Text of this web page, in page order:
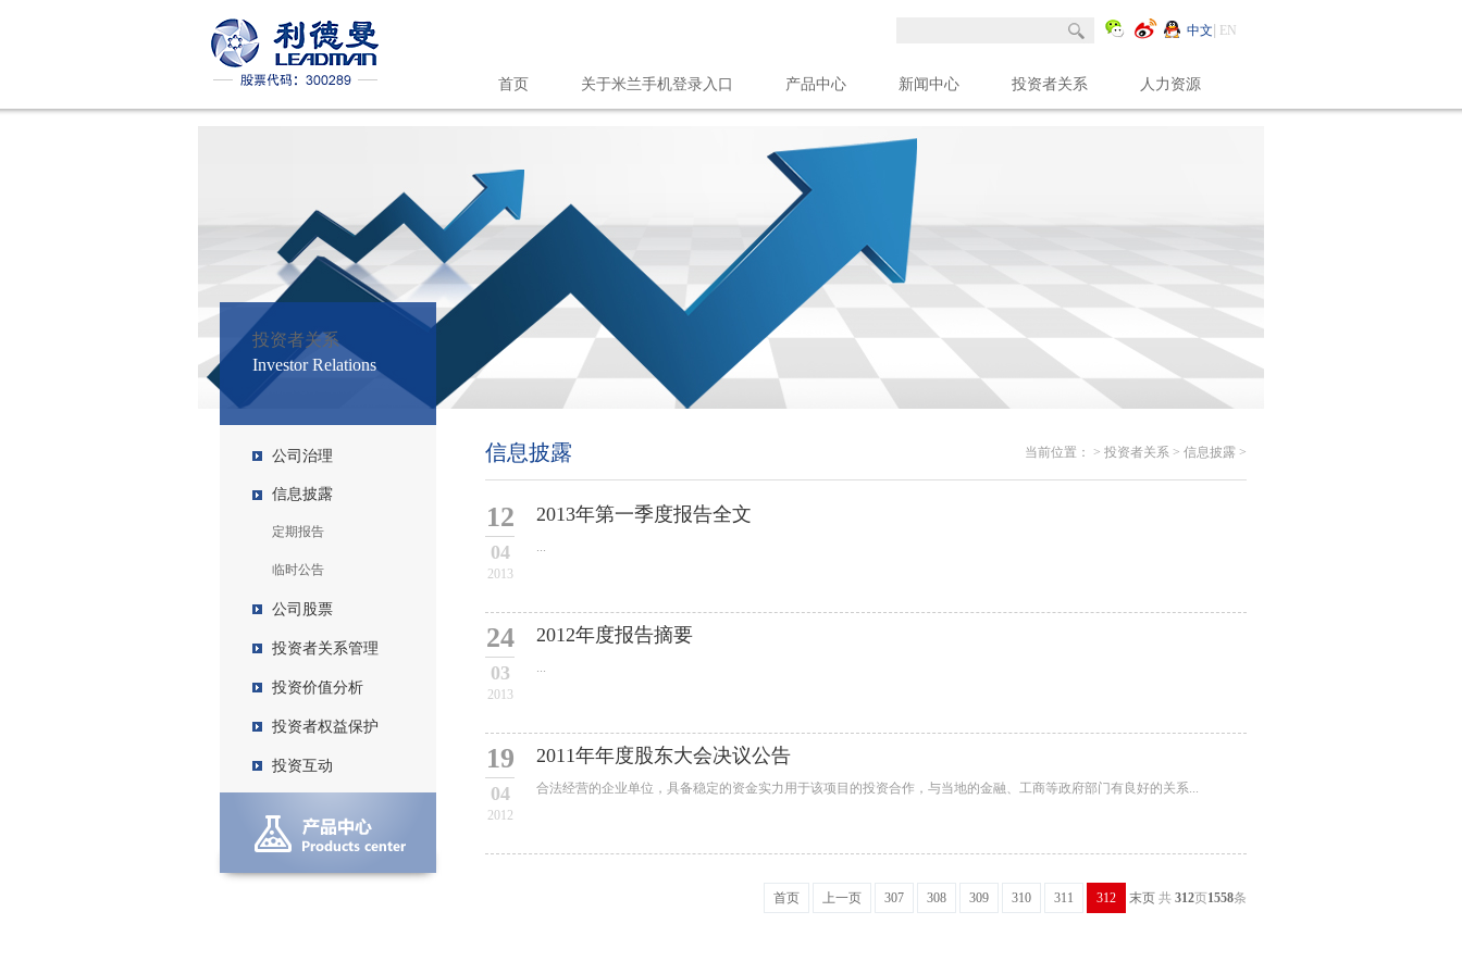
中文 EN
首页 关于米兰手机登录入口 产品中心 新闻中心 投资者关系 人力资源
投资者关系
Investor Relations
公司治理
信息披露
定期报告
临时公告
公司股票
投资者关系管理
投资价值分析
投资者权益保护
投资互动
信息披露 当前位置： > 投资者关系 > 信息披露 >
12
04
2013
2013年第一季度报告全文
...
24
03
2013
2012年度报告摘要
...
19
04
2012
2011年年度股东大会决议公告
合法经营的企业单位，具备稳定的资金实力用于该项目的投资合作，与当地的金融、工商等政府部门有良好的关系...
首页 上一页 307 308 309 310 311 312 末页 共 312页1558条